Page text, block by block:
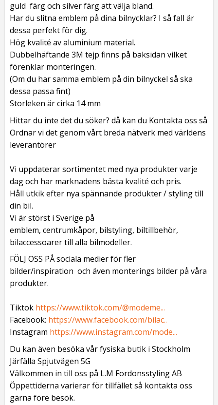
guld färg och silver färg att välja bland.
Har du slitna emblem på dina bilnycklar? I så fall är
dessa perfekt för dig.
Hög kvalité av aluminium material.
Dubbelhäftande 3M tejp finns på baksidan vilket
förenklar monteringen.
(Om du har samma emblem på din bilnyckel så ska
dessa passa fint)
Storleken är cirka 14 mm
Hittar du inte det du söker? då kan du Kontakta oss så
Ordnar vi det genom vårt breda nätverk med världens
leverantörer
Vi uppdaterar sortimentet med nya produkter varje
dag och har marknadens bästa kvalité och pris.
Håll utkik efter nya spännande produkter / styling till
din bil.
Vi är störst i Sverige på
emblem, centrumkåpor, bilstyling, biltillbehör,
bilaccessoarer till alla bilmodeller.
FÖLJ OSS PÅ sociala medier för fler
bilder/inspiration och även monterings bilder på våra
produkter.
Tiktok https://www.tiktok.com/@modeme...
Facebook: https://www.facebook.com/bilac..
Instagram https://www.instagram.com/mode...
Du kan även besöka vår fysiska butik i Stockholm
Järfälla Spjutvägen 5G
Välkommen in till oss på L.M Fordonsstyling AB
Öppettiderna varierar för tillfället så kontakta oss
gärna före besök.